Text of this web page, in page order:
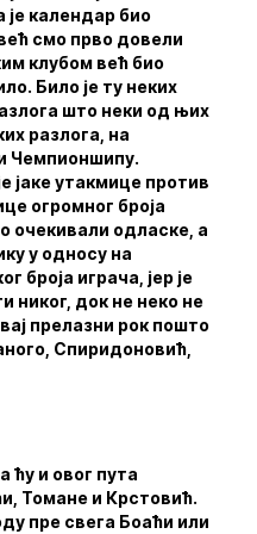
календар био
смо прво довели
клубом већ био
Било је ту неких
што неки од њих
разлога, на
и Чемпионшипу.
јаке утакмице против
огромног броја
очекивали одласке, а
у односу на
броја играча, јер је
никог, док не неко не
прелазни рок пошто
Спиридоновић,
ћу и овог пута
Томане и Крстовић.
пре свега Боаћи или